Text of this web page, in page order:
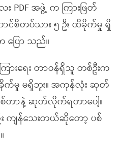
PDF အဖွဲ့ က ကြားဖြတ်
စီတပ်သား ၅ ဦး ထိခိုက်မှု ရှိ
ြော သည်။
ြားရေး တာဝန်ရှိသူ တစ်ဦးက
မှု မရှိဘူး။ အကုန်လုံး ဆုတ်
ာနဲ့ ဆုတ်လိုက်ရတာပေါ့။
ကျန်သေးတယ်ဆိုတော့ ပစ်